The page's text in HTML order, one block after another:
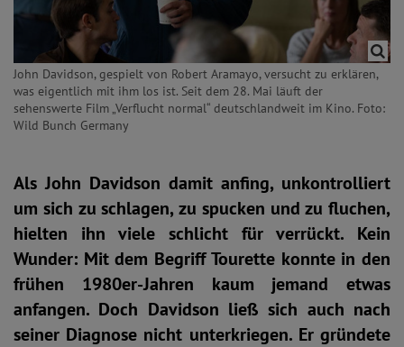
John Davidson, gespielt von Robert Aramayo, versucht zu erklären,
was eigentlich mit ihm los ist. Seit dem 28. Mai läuft der
sehenswerte Film „Verflucht normal“ deutschlandweit im Kino. Foto:
Wild Bunch Germany
Als John Davidson damit anfing, unkontrolliert
um sich zu schlagen, zu spucken und zu fluchen,
hielten ihn viele schlicht für verrückt. Kein
Wunder: Mit dem Begriff Tourette konnte in den
frühen 1980er-Jahren kaum jemand etwas
anfangen. Doch Davidson ließ sich auch nach
seiner Diagnose nicht unterkriegen. Er gründete